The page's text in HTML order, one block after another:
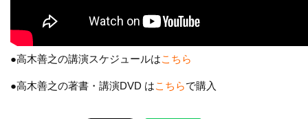
●高木善之の講演スケジュールはこちら
●高木善之の著書・講演DVD はこちらで購入